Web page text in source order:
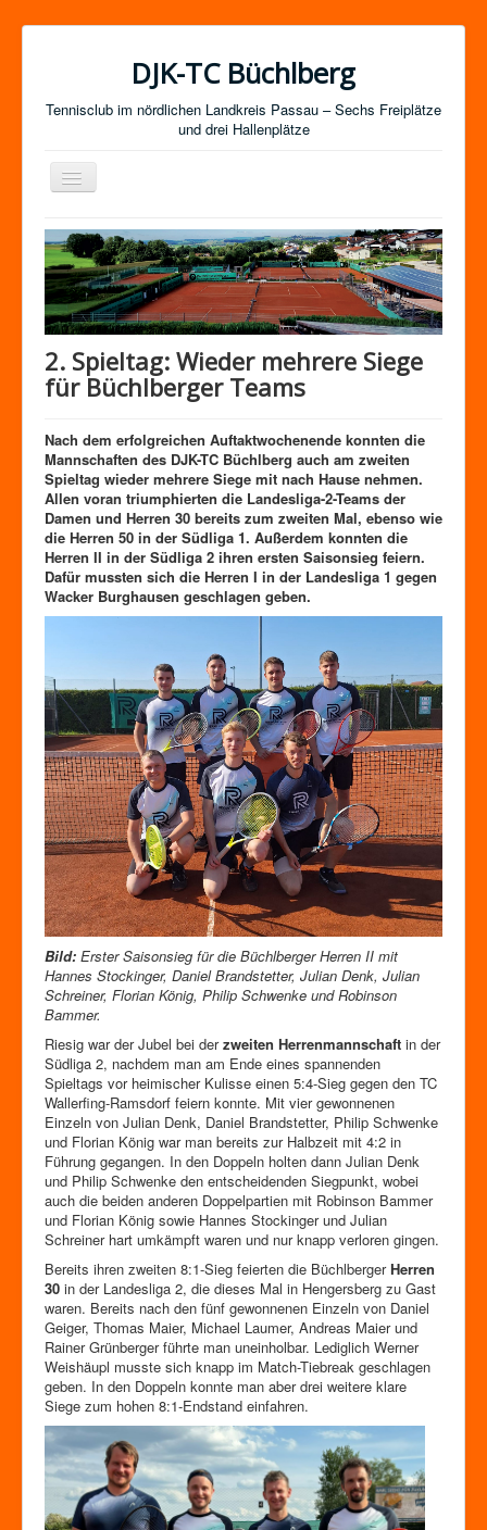
DJK-TC Büchlberg
Tennisclub im nördlichen Landkreis Passau – Sechs Freiplätze
und drei Hallenplätze
Navigation
an/aus
News
Termine
Mitgliedschaft / Kurse
Newsletter-Anmeldung
Mannschaften
Impressum
Zutrittskontrolle
Förderverein
2. Spieltag: Wieder mehrere Siege
für Büchlberger Teams
Nach dem erfolgreichen Auftaktwochenende konnten die
Mannschaften des DJK-TC Büchlberg auch am zweiten
Spieltag wieder mehrere Siege mit nach Hause nehmen.
Allen voran triumphierten die Landesliga-2-Teams der
Damen und Herren 30 bereits zum zweiten Mal, ebenso wie
die Herren 50 in der Südliga 1. Außerdem konnten die
Herren II in der Südliga 2 ihren ersten Saisonsieg feiern.
Dafür mussten sich die Herren I in der Landesliga 1 gegen
Wacker Burghausen geschlagen geben.
Bild: Erster Saisonsieg für die Büchlberger Herren II mit
Hannes Stockinger, Daniel Brandstetter, Julian Denk, Julian
Schreiner, Florian König, Philip Schwenke und Robinson
Bammer.
Riesig war der Jubel bei derzweiten Herrenmannschaft in der
Südliga 2, nachdem man am Ende eines spannenden
Spieltags vor heimischer Kulisse einen 5:4-Sieg gegen den TC
Wallerfing-Ramsdorf feiern konnte. Mit vier gewonnenen
Einzeln von Julian Denk, Daniel Brandstetter, Philip Schwenke
und Florian König war man bereits zur Halbzeit mit 4:2 in
Führung gegangen. In den Doppeln holten dann Julian Denk
und Philip Schwenke den entscheidenden Siegpunkt, wobei
auch die beiden anderen Doppelpartien mit Robinson Bammer
und Florian König sowie Hannes Stockinger und Julian
Schreiner hart umkämpft waren und nur knapp verloren gingen.
Bereits ihren zweiten 8:1-Sieg feierten die BüchlbergerHerren
30 in der Landesliga 2, die dieses Mal in Hengersberg zu Gast
waren. Bereits nach den fünf gewonnenen Einzeln von Daniel
Geiger, Thomas Maier, Michael Laumer, Andreas Maier und
Rainer Grünberger führte man uneinholbar. Lediglich Werner
Weishäupl musste sich knapp im Match-Tiebreak geschlagen
geben. In den Doppeln konnte man aber drei weitere klare
Siege zum hohen 8:1-Endstand einfahren.